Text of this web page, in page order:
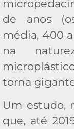
de anos
média, 400
na
torna
Um estudo,
que, até